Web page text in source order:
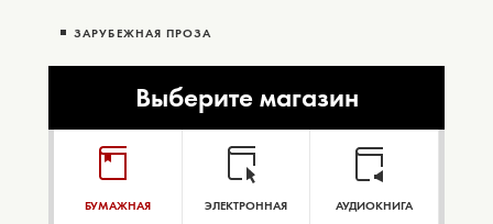
ЗАРУБЕЖНАЯ ПРОЗА
Выберите магазин
БУМАЖНАЯ ЭЛЕКТРОННАЯ АУДИОКНИГА